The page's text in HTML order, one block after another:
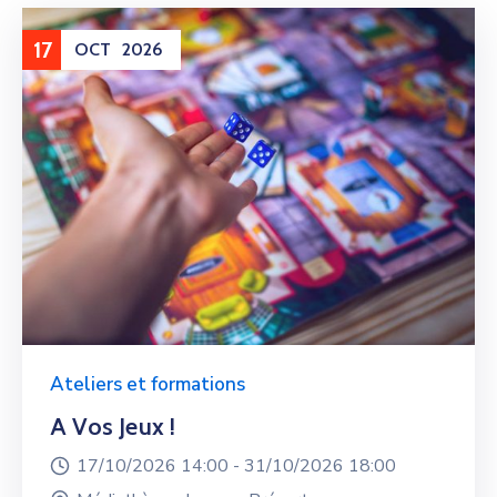
17 OCT 2026
Ateliers et formations
A Vos Jeux !
17/10/2026 14:00 - 31/10/2026 18:00